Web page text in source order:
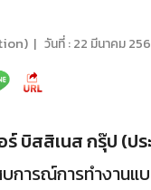
| วันที่ :22 มีนาคม
ร์ บิสสิเนส กรุ๊ป (ปร
การณ์การทำงานแ